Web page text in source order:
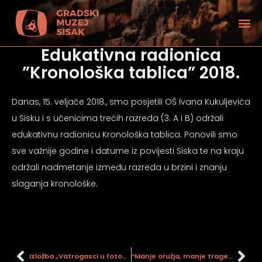
Edukativna radionica
”Kronološka tablica” 2018.
Danas, 15. veljače 2018., smo posjetili OŠ Ivana Kukuljevića
u Sisku i s učenicima trećih razreda (3. A i B) održali
edukativnu radionicu Kronološka tablica. Ponovili smo
sve važnije godine i datume iz povijesti Siska te na kraju
održali nadmetanje između razreda u brzini i znanju
slaganja kronološke.
Izložba „Vatrogasci u fotografiji“ “Manje oružja, manje tragedija!